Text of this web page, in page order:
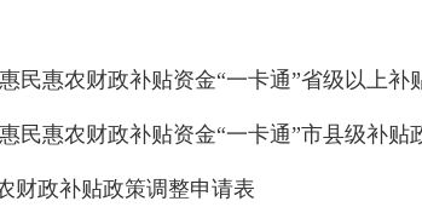
民惠农财政补贴资金“一卡通”省级以上补
民惠农财政补贴资金“一卡通”市县级补贴
财政补贴政策调整申请表